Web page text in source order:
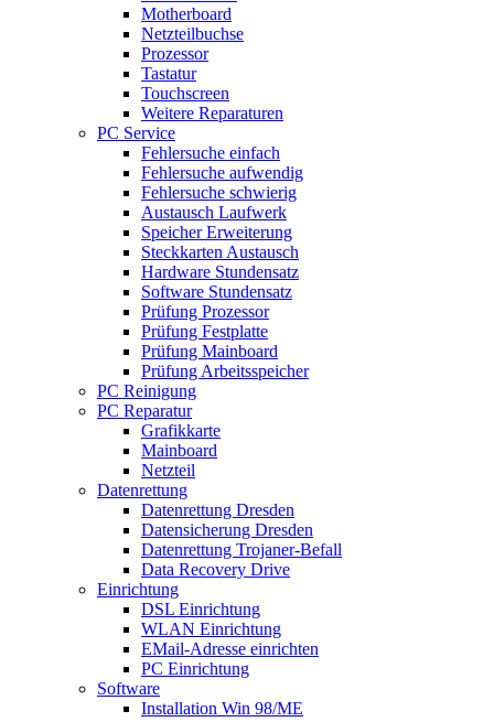
Motherboard
Netzteilbuchse
Prozessor
Tastatur
Touchscreen
Weitere Reparaturen
PC Service
Fehlersuche einfach
Fehlersuche aufwendig
Fehlersuche schwierig
Austausch Laufwerk
Speicher Erweiterung
Steckkarten Austausch
Hardware Stundensatz
Software Stundensatz
Prüfung Prozessor
Prüfung Festplatte
Prüfung Mainboard
Prüfung Arbeitsspeicher
PC Reinigung
PC Reparatur
Grafikkarte
Mainboard
Netzteil
Datenrettung
Datenrettung Dresden
Datensicherung Dresden
Datenrettung Trojaner-Befall
Data Recovery Drive
Einrichtung
DSL Einrichtung
WLAN Einrichtung
EMail-Adresse einrichten
PC Einrichtung
Software
Installation Win 98/ME